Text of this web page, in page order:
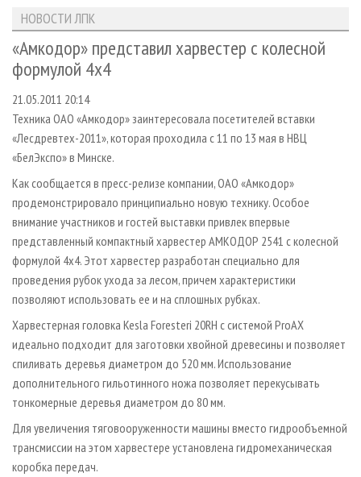
ЛЕСОЗАГОТОВКА
ЛЕСОПИЛЕНИЕ
СУШКА ДРЕВЕСИНЫ
ПРОИЗВОДСТВО ДРЕВЕСНЫХ ПЛИТ
ПРОИЗВОДСТВО МЕБЕЛИ
БИОЭНЕРГЕТИКА
ЦБП
ИНСТРУМЕНТ И МАТЕРИАЛЫ
НОВОСТИ ЛПК
НОВОСТИ ЖУРНАЛА
ПРОЕКТЫ ЛПИ
АНАЛИТИКА
ПРЕДПРИЯТИЯ ЛПК
ПЕРСОНЫ
МОБИЛЬНЫЕ ВЫСТАВКИ
ПРИОРИТЕТНЫЕ ИНВЕСТПРОЕКТЫ
RUSSIAN FORESTRY REVIEW
ГАЗЕТА ЛЕСПРОМФОРУМ
БИБЛИОТЕКА СПЕЦИАЛИСТА
АРХИВ
АРХИВ ЖУРНАЛОВ
О ЖУРНАЛЕ
ПОДПИСКА
КОНТАКТЫ
РЕКЛАМОДАТЕЛЯМ
РЕКЛАМА
РЕКЛАМА НА САЙТЕ
НОВОСТИ ЛПК
«Амкодор» представил харвестер с колесной
формулой 4х4
21.05.2011 20:14
Техника ОАО «Амкодор» заинтересовала посетителей вставки
«Лесдревтех-2011», которая проходила с 11 по 13 мая в НВЦ
«БелЭкспо» в Минске.
Как сообщается в пресс-релизе компании, ОАО «Амкодор»
продемонстрировало принципиально новую технику. Особое
внимание участников и гостей выставки привлек впервые
представленный компактный харвестер АМКОДОР 2541 с колесной
формулой 4х4. Этот харвестер разработан специально для
проведения рубок ухода за лесом, причем характеристики
позволяют использовать ее и на сплошных рубках.
Харвестерная головка Kesla Foresteri 20RH с системой ProAX
идеально подходит для заготовки хвойной древесины и позволяет
спиливать деревья диаметром до 520 мм. Использование
дополнительного гильотинного ножа позволяет перекусывать
тонкомерные деревья диаметром до 80 мм.
Для увеличения тяговооруженности машины вместо гидрообъемной
трансмиссии на этом харвестере установлена гидромеханическая
коробка передач.